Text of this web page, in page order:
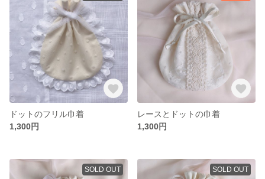
ドットのフリル巾着
1,300円
レースとドットの巾着
1,300円
SOLD OUT SOLD OUT